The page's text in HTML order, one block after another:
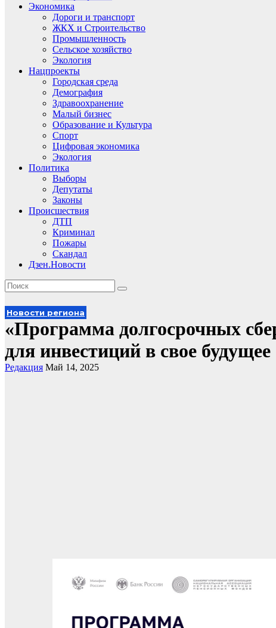
Экономика
Дороги и транспорт
ЖКХ и Строительство
Промышленность
Сельское хозяйство
Экология
Нацпроекты
Городская среда
Демография
Здравоохранение
Малый бизнес
Образование и Культура
Спорт
Цифровая экономика
Экология
Политика
Выборы
Депутаты
Законы
Происшествия
ДТП
Криминал
Пожары
Скандал
Дзен.Новости
Новости региона
«Программа долгосрочных
для инвестиций в свое будущее
Редакция Май 14, 2025